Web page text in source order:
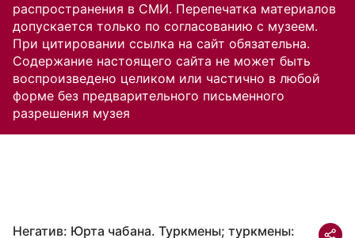
распространения в СМИ. Перепечатка материалов
допускается только по согласованию с музеем.
При цитировании ссылка на сайт обязательна.
Содержание настоящего сайта не может быть
воспроизведено целиком или частично в любой
форме без предварительного письменного
разрешения музея
Негатив: Юрта чабана. Туркмены; туркмены: